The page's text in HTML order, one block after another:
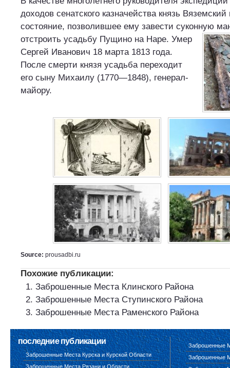
доходов сенатского казначейства князь
состояние, позволившее ему завести суконную
отстроить усадьбу Пущино на Наре. Умер
Сергей Иванович 18 марта 1813 года.
После смерти князя усадьба переходит
его сыну Михаилу (1770—1848), генерал-
майору.
Source: prousadbi.ru
Похожие публикации:
Заброшенные Места Клинского Района
Заброшенные Места Ступинского Района
Заброшенные Места Раменского Района
последние публикации
Заброшенные Места Курска и Курской Области
Заброшенные Места Рязани и Области
Заброшенные
Заброшенные